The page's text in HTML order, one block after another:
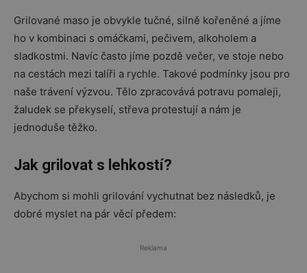
Grilované maso je obvykle tučné, silně kořeněné a jíme
ho v kombinaci s omáčkami, pečivem, alkoholem a
sladkostmi. Navíc často jíme pozdě večer, ve stoje nebo
na cestách mezi talíři a rychle. Takové podmínky jsou pro
naše trávení výzvou. Tělo zpracovává potravu pomaleji,
žaludek se překyselí, střeva protestují a nám je
jednoduše těžko.
Jak grilovat s lehkostí?
Abychom si mohli grilování vychutnat bez následků, je
dobré myslet na pár věcí předem:
Reklama